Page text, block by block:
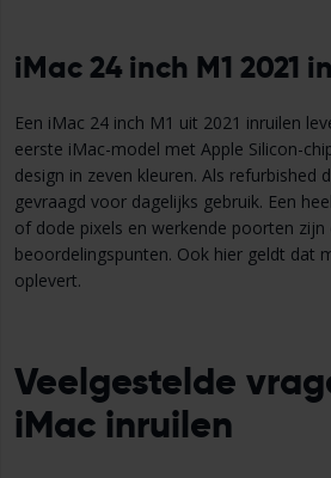
iMac 24 inch M1 2021
Een iMac 24 inch M1 uit 2021 inruilen
eerste iMac-model met Apple Silicon-
design in zeven kleuren. Als refurbished
gevraagd voor dagelijks gebruik. Een
of dode pixels en werkende poorten
beoordelingspunten. Ook hier geldt dat
oplevert.
Veelgestelde
iMac inruilen